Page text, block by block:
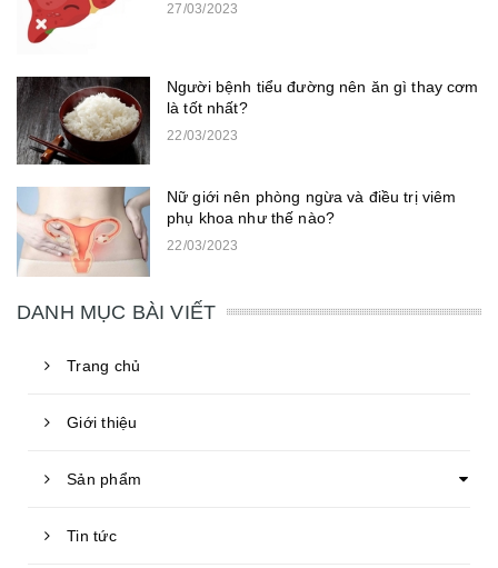
27/03/2023
Người bệnh tiểu đường nên ăn gì thay cơm
là tốt nhất?
22/03/2023
Nữ giới nên phòng ngừa và điều trị viêm
phụ khoa như thế nào?
22/03/2023
DANH MỤC BÀI VIẾT
Trang chủ
Giới thiệu
Sản phẩm
Tin tức